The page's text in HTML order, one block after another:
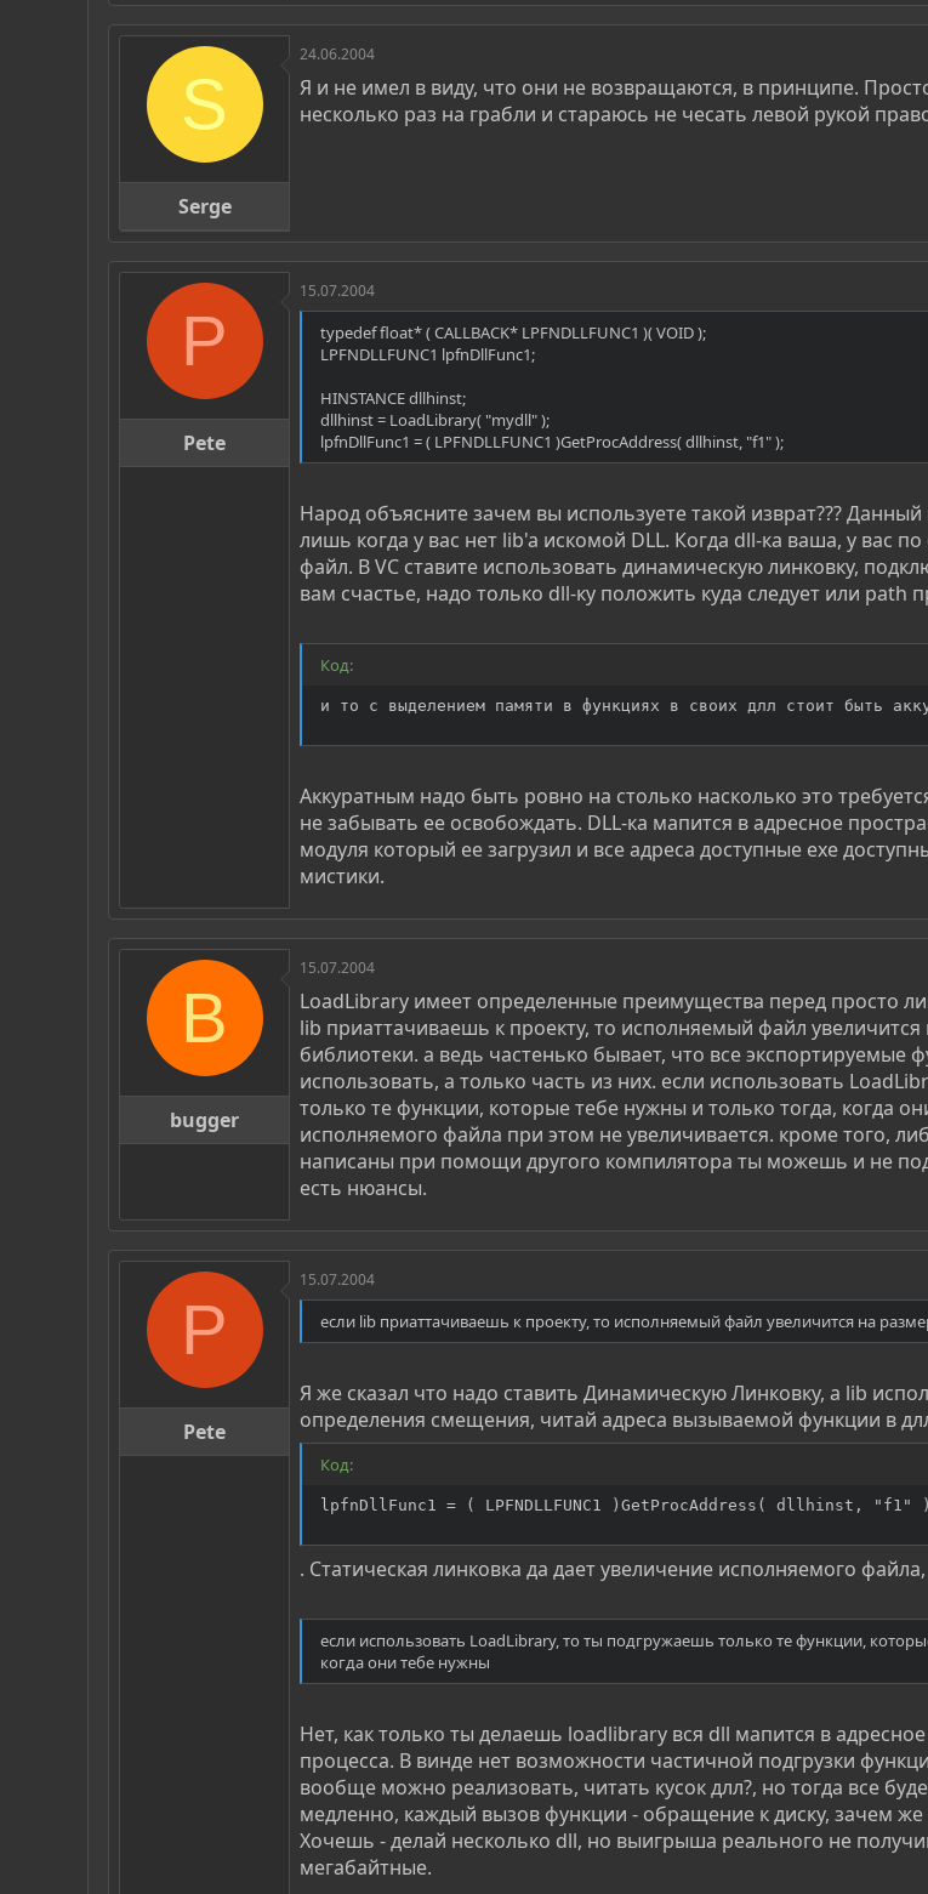
S
Serge
24.06.2004
Я и не имел в виду, что они не возвращаются, в принципе.
несколько раз на грабли и стараюсь не чесать левой рукой
P
Pete
15.07.2004
typedef float* ( CALLBACK* LPFNDLLFUNC1 )( VOID );
LPFNDLLFUNC1 lpfnDllFunc1;
HINSTANCE dllhinst;
dllhinst = LoadLibrary( "mydll" );
lpfnDllFunc1 = ( LPFNDLLFUNC1 )GetProcAddress( dllhinst, "f1" );
Народ объясните зачем вы используете такой изврат??? Данный
лишь когда у вас нет lib'a искомой DLL. Когда dll-ка ваша, у вас
файл. В VC ставите использовать динамическую линковку,
вам счастье, надо только dll-ку положить куда следует или path
Код:
и то с выделением памяти в функциях в своих длл стоит быть
Аккуратным надо быть ровно на столько насколько это
не забывать ее освобождать. DLL-ка мапится в адресное
модуля который ее загрузил и все адреса доступные exe
мистики.
B
bugger
15.07.2004
LoadLibrary имеет определенные преимущества перед просто
lib приаттачиваешь к проекту, то исполняемый файл увеличится
библиотеки. а ведь частенько бывает, что все экспортируемые
использовать, а только часть из них. если использовать
только те функции, которые тебе нужны и только тогда, когда
исполняемого файла при этом не увеличивается. кроме того,
написаны при помощи другого компилятора ты можешь и не
есть нюансы.
P
Pete
15.07.2004
если lib приаттачиваешь к проекту, то исполняемый файл увеличится на
Я же сказал что надо ставить Динамическую Линковку, а lib
определения смещения, читай адреса вызываемой функции в
Код:
lpfnDllFunc1 = ( LPFNDLLFUNC1 )GetProcAddress( dllhinst, "f1"
. Статическая линковка да дает увеличение исполняемого
если использовать LoadLibrary, то ты подгружаешь только те функции,
когда они тебе нужны
Нет, как только ты делаешь loadlibrary вся dll мапится в
процесса. В винде нет возможности частичной подгрузки
вообще можно реализовать, читать кусок длл?, но тогда все
медленно, каждый вызов функции - обращение к диску, зачем же
Хочешь - делай несколько dll, но выигрыша реального не
мегабайтные.